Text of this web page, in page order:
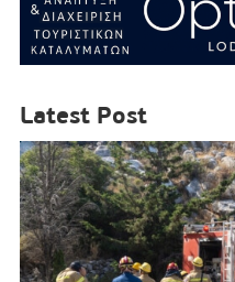
Latest Post